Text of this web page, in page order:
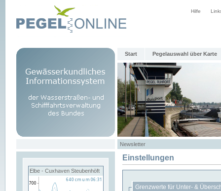
Hilfe
Start Pegelauswahl über Karte
Newsletter
Elbe - Cuxhaven Steubenhöft
Einstellungen
Grenzwerte für Unter- &